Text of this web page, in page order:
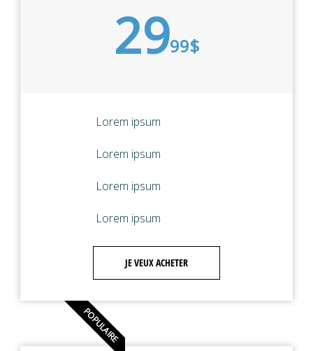
2999$
Lorem ipsum
Lorem ipsum
Lorem ipsum
Lorem ipsum
JE VEUX ACHETER
POPULAIRE